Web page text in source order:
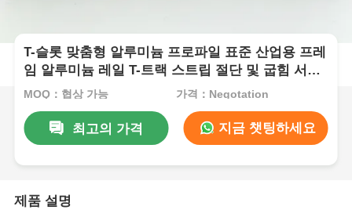
T-슬롯 맞춤형 알루미늄 프로파일 표준 산업용 프레
임 알루미늄 레일 T-트랙 스트립 절단 및 굽힘 서비
스
MOQ：협상 가능 가격：Negotation
최고의 가격 지금 챗팅하세요
제품 설명